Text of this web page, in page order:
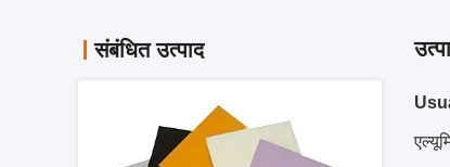
संबंधित उत्पाद